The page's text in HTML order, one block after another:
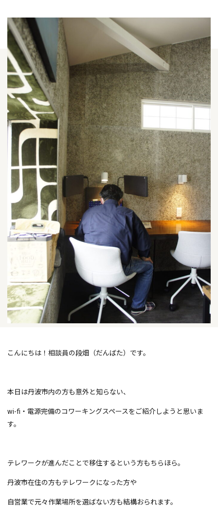
こんにちは！相談員の段畑（だんばた）です。
本日は丹波市内の方も意外と知らない、
wi-fi・電源完備のコワーキングスペースをご紹介しようと思いま
す。
テレワークが進んだことで移住するという方もちらほら。
丹波市在住の方もテレワークになった方や
自営業で元々作業場所を選ばない方も結構おられます。